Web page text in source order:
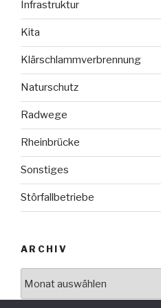
Infrastruktur
Kita
Klärschlammverbrennung
Naturschutz
Radwege
Rheinbrücke
Sonstiges
Störfallbetriebe
ARCHIV